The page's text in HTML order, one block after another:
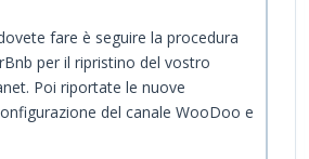
fare è seguire la procedura
per il ripristino del vostro
Poi riportate le nuove
del canale WooDoo e